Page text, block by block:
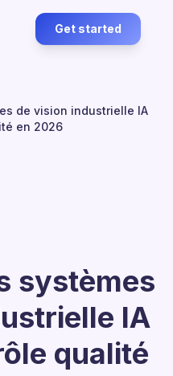
Get started
de vision industrielle IA
en 2026
systèmes
IA
qualité